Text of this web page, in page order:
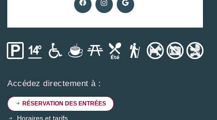
Accédez directement à :
RÉSERVATION DES ENTRÉES
Horaires et tarifs